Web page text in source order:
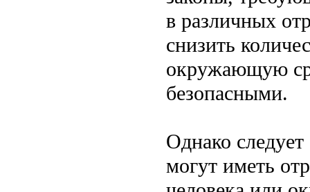
в различных
снизить
окружающую
безопасными.
Однако
могут иметь